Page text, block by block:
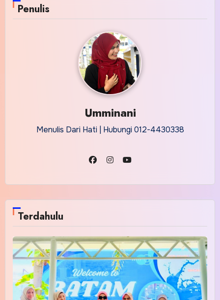
Penulis
Umminani
Menulis Dari Hati | Hubungi 012-4430338
Terdahulu